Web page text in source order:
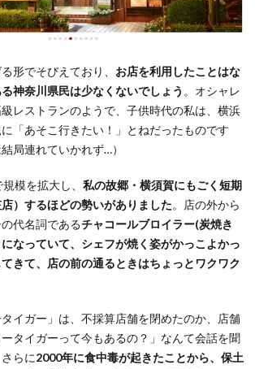
形でそびえており、 お店を利用したことはな
神奈川県民は少なくないでしょう 。オシャレ
レストランのようで、子供時代の私は、横浜
「あそこ行きたい！」とねだったものです
局連れていかれず…）
模を拡大し、 私の故郷・横須賀にもごく短期
）するほどの勢いがありました。店の外から
代名詞であるチャコールブロイラー(炭焼き
なっていて、シェフが焼く姿がかっこよかっ
きて、店の前の通るときはちょっとワクワク
イガー」は、不採算店舗を閉めたのか、店舗
タイガーって今もあるの？」なんて会話を聞
らに2000年に食中毒が起きたことから、保土